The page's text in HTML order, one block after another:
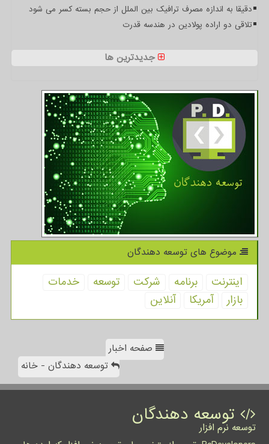
دقیقا به اندازه مصرف ترافیک بین الملل از حجم بسته کسر می شود
تلاقی دو اراده پولادین در هندسه قدرت
جدیدترین ها
موضوع های توسعه دهندگان
اینترنت برنامه شركت توسعه
خدمات
بازار
آمریكا آنلاین
صفحه اخبار
توسعه دهندگان - خانه
توسعه دهندگان
توسعه نرم افزار